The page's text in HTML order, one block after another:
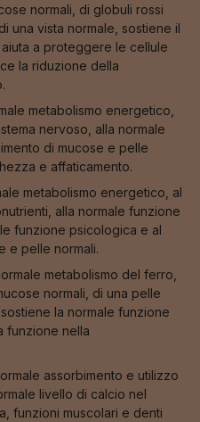
normali, di globuli rossi
una vista normale, sostiene il
a proteggere le cellule
la riduzione della
metabolismo energetico,
nervoso, alla normale
di mucose e pelle
e affaticamento.
metabolismo energetico, al
alla normale funzione
funzione psicologica e al
e pelle normali.
metabolismo del ferro,
normali, di una pelle
la normale funzione
funzione nella
assorbimento e utilizzo
livello di calcio nel
funzioni muscolari e denti